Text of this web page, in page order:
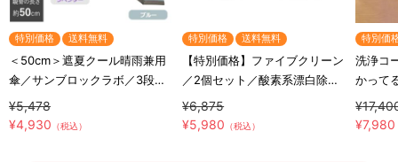
特別価格 送料無料
＜50cm＞遮夏クール晴雨兼用
傘／サンブロックラボ／3段コ
ンパクト
¥5,478
¥4,930 （税込）
特別価格 送料無料
【特別価格】ファイブクリーン
／2個セット／酸素系漂白除菌
洗浄剤／(送料無料)
¥6,875
¥5,980 （税込）
特別価
洗浄コ
かって
¥7,980